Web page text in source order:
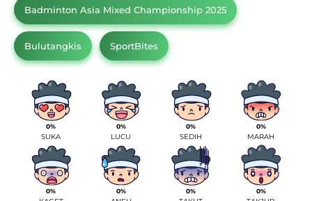
Badminton Asia Mixed Championship 2025
Bulutangkis SportBites
0%
SUKA
0%
LUCU
0%
SEDIH
0%
MARAH
0% 0% 0% 0%